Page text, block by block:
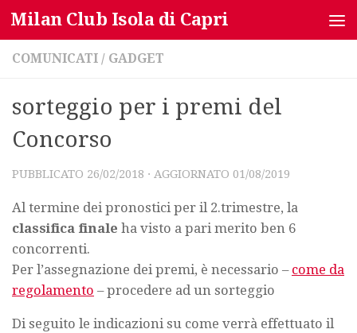
Salta al contenuto
Milan Club Isola di Capri
COMUNICATI / GADGET
sorteggio per i premi del
Concorso
PUBBLICATO 26/02/2018 · AGGIORNATO 01/08/2019
Al termine dei pronostici per il 2.trimestre, la
classifica finale ha visto a pari merito ben 6
concorrenti.
Per l’assegnazione dei premi, è necessario – come da
regolamento – procedere ad un sorteggio
Di seguito le indicazioni su come verrà effettuato il